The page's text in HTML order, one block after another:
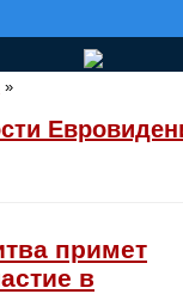
»
примет
в